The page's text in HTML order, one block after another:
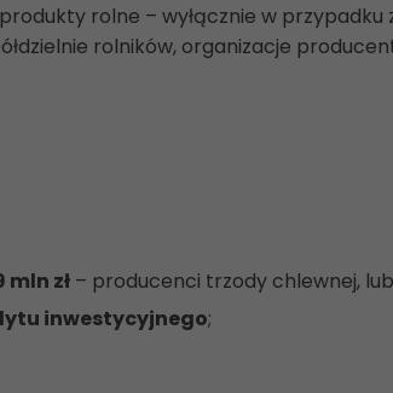
rolne – wyłącznie w
rolników, organizacje
mln zł – producenci trzody chlewnej, lub
inwestycyjnego;